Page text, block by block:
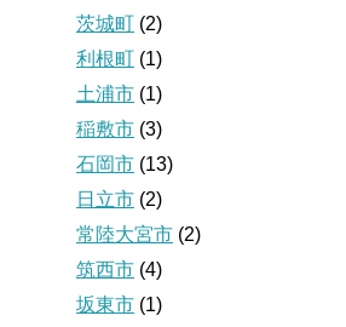
茨城町 (2)
利根町 (1)
土浦市 (1)
稲敷市 (3)
石岡市 (13)
日立市 (2)
常陸大宮市 (2)
筑西市 (4)
坂東市 (1)